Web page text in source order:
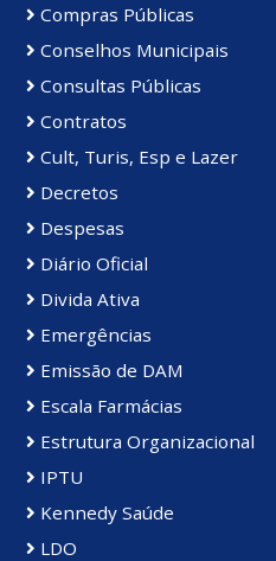
Compras Públicas
Conselhos Municipais
Consultas Públicas
Contratos
Cult, Turis, Esp e Lazer
Decretos
Despesas
Diário Oficial
Divida Ativa
Emergências
Emissão de DAM
Escala Farmácias
Estrutura Organizacional
IPTU
Kennedy Saúde
LDO